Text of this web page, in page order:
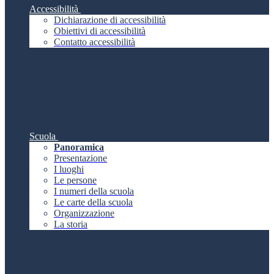
Accessibilità
Dichiarazione di accessibilità
Obiettivi di accessibilità
Contatto accessibilità
Scuola
Panoramica
Presentazione
I luoghi
Le persone
I numeri della scuola
Le carte della scuola
Organizzazione
La storia